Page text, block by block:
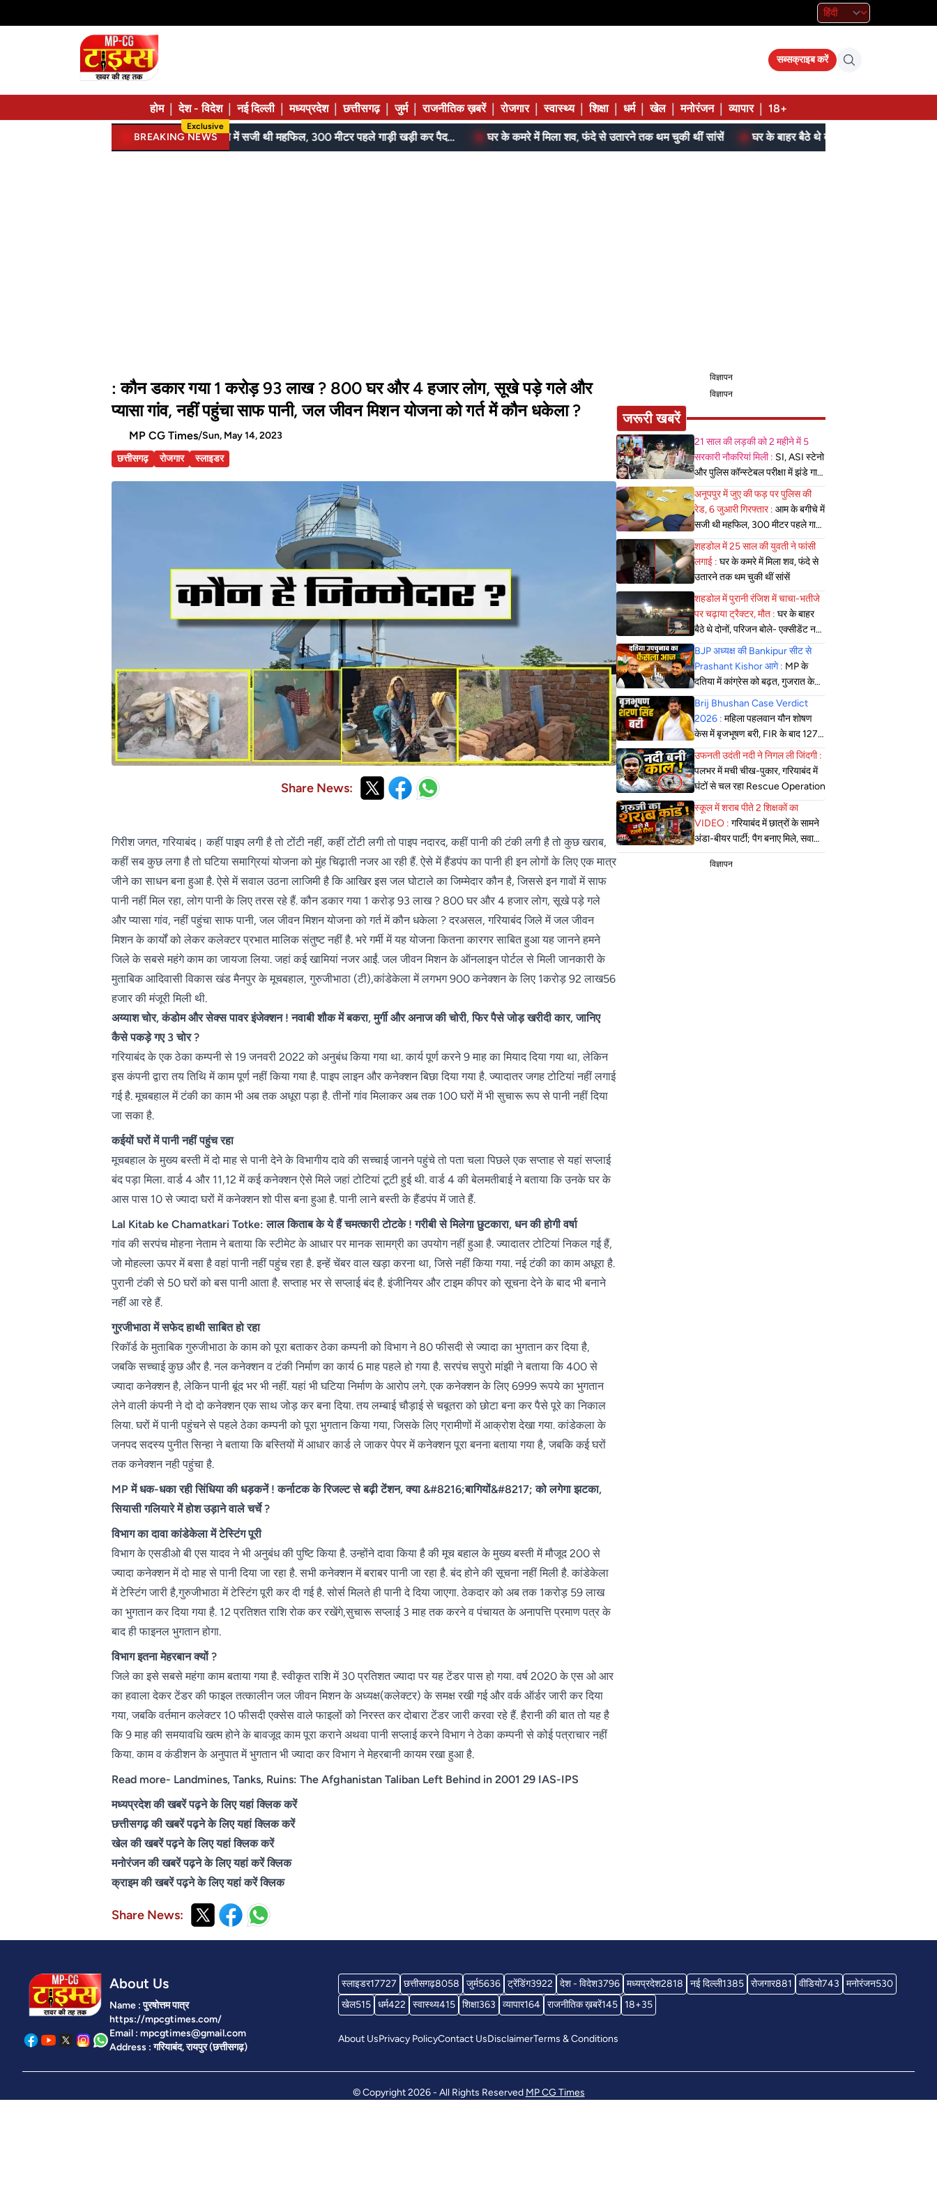
सब्सक्राइब करें
होम देश - विदेश नई दिल्ली मध्यप्रदेश छत्तीसगढ़ जुर्म राजनीतिक ख़बरें रोजगार स्वास्थ्य शिक्षा धर्म खेल मनोरंजन व्यापार 18+
BREAKING NEWS
Exclusive
आम के बगीचे में सजी थी महफिल, 300 मीटर पहले गाड़ी खड़ी कर पैदल पहुंची पुलिस घर के कमरे में मिला शव, फंदे से उतारने तक थम चुकी थीं सांसें
: कौन डकार गया 1 करोड़ 93 लाख ? 800 घर और 4 हजार लोग, सूखे पड़े गले और
प्यासा गांव, नहीं पहुंचा साफ पानी, जल जीवन मिशन योजना को गर्त में कौन धकेला ?
MP CG Times/Sun, May 14, 2023
छत्तीसगढ़
रोजगार स्लाइडर
Share News:
गिरीश जगत, गरियाबंद। कहीं पाइप लगी है तो टोंटी नहीं, कहीं टोंटी लगी तो पाइप नदारद, कहीं पानी की टंकी लगी है तो कुछ खराब,
कहीं सब कुछ लगा है तो घटिया समाग्रियां योजना को मुंह चिढ़ाती नजर आ रही हैं. ऐसे में हैंडपंप का पानी ही इन लोगों के लिए एक मात्र
जीने का साधन बना हुआ है. ऐसे में सवाल उठना लाजिमी है कि आखिर इस जल घोटाले का जिम्मेदार कौन है, जिससे इन गावों में साफ
पानी नहीं मिल रहा, लोग पानी के लिए तरस रहे हैं. कौन डकार गया 1 करोड़ 93 लाख ? 800 घर और 4 हजार लोग, सूखे पड़े गले
और प्यासा गांव, नहीं पहुंचा साफ पानी, जल जीवन मिशन योजना को गर्त में कौन धकेला ? दरअसल, गरियाबंद जिले में जल जीवन
मिशन के कार्यों को लेकर कलेक्टर प्रभात मालिक संतुष्ट नहीं है. भरे गर्मी में यह योजना कितना कारगर साबित हुआ यह जानने हमने
जिले के सबसे महंगे काम का जायजा लिया. जहां कई खामियां नजर आईं. जल जीवन मिशन के ऑनलाइन पोर्टल से मिली जानकारी के
मुताबिक आदिवासी विकास खंड मैनपुर के मूचबहाल, गुरुजीभाठा (टी),कांडेकेला में लगभग 900 कनेक्शन के लिए 1करोड़ 92 लाख56
हजार की मंजूरी मिली थी.
अय्याश चोर, कंडोम और सेक्स पावर इंजेक्शन ! नवाबी शौक में बकरा, मुर्गी और अनाज की चोरी, फिर पैसे जोड़ खरीदी कार, जानिए
कैसे पकड़े गए 3 चोर ?
गरियाबंद के एक ठेका कम्पनी से 19 जनवरी 2022 को अनुबंध किया गया था. कार्य पूर्ण करने 9 माह का मियाद दिया गया था, लेकिन
इस कंपनी द्वारा तय तिथि में काम पूर्ण नहीं किया गया है. पाइप लाइन और कनेक्शन बिछा दिया गया है. ज्यादातर जगह टोटियां नहीं लगाई
गई है. मूचबहाल में टंकी का काम भी अब तक अधूरा पड़ा है. तीनों गांव मिलाकर अब तक 100 घरों में भी सुचारू रूप से पानी नहीं दिया
जा सका है.
कईयों घरों में पानी नहीं पहुंच रहा
मूचबहाल के मुख्य बस्ती में दो माह से पानी देने के विभागीय दावे की सच्चाई जानने पहुंचे तो पता चला पिछले एक सप्ताह से यहां सप्लाई
बंद पड़ा मिला. वार्ड 4 और 11,12 में कई कनेक्शन ऐसे मिले जहां टोटियां टूटी हुई थी. वार्ड 4 की बेलमतीबाई ने बताया कि उनके घर के
आस पास 10 से ज्यादा घरों में कनेक्शन शो पीस बना हुआ है. पानी लाने बस्ती के हैंडपंप में जाते हैं.
Lal Kitab ke Chamatkari Totke: लाल किताब के ये हैं चमत्कारी टोटके ! गरीबी से मिलेगा छुटकारा, धन की होगी वर्षा
गांव की सरपंच मोहना नेताम ने बताया कि स्टीमेट के आधार पर मानक सामग्री का उपयोग नहीं हुआ है. ज्यादातर टोटियां निकल गई हैं,
जो मोहल्ला ऊपर में बसा है वहां पानी नहीं पहुंच रहा है. इन्हें चेंबर वाल खड़ा करना था, जिसे नहीं किया गया. नई टंकी का काम अधूरा है.
पुरानी टंकी से 50 घरों को बस पानी आता है. सप्ताह भर से सप्लाई बंद है. इंजीनियर और टाइम कीपर को सूचना देने के बाद भी बनाने
नहीं आ रहे हैं.
गुरजीभाठा में सफेद हाथी साबित हो रहा
रिकॉर्ड के मुताबिक गुरुजीभाठा के काम को पूरा बताकर ठेका कम्पनी को विभाग ने 80 फीसदी से ज्यादा का भुगतान कर दिया है,
जबकि सच्चाई कुछ और है. नल कनेक्शन व टंकी निर्माण का कार्य 6 माह पहले हो गया है. सरपंच सपुरो मांझी ने बताया कि 400 से
ज्यादा कनेक्शन है, लेकिन पानी बूंद भर भी नहीं. यहां भी घटिया निर्माण के आरोप लगे. एक कनेक्शन के लिए 6999 रूपये का भुगतान
लेने वाली कंपनी ने दो दो कनेक्शन एक साथ जोड़ कर बना दिया. तय लम्बाई चौड़ाई से चबूतरा को छोटा बना कर पैसे पूरे का निकाल
लिया. घरों में पानी पहुंचने से पहले ठेका कम्पनी को पूरा भुगतान किया गया, जिसके लिए ग्रामीणों में आक्रोश देखा गया. कांडेकला के
जनपद सदस्य पुनीत सिन्हा ने बताया कि बस्तियों में आधार कार्ड ले जाकर पेपर में कनेक्शन पूरा बनना बताया गया है, जबकि कई घरों
तक कनेक्शन नही पहुंचा है.
MP में धक-धका रही सिंधिया की धड़कनें ! कर्नाटक के रिजल्ट से बढ़ी टेंशन, क्या &#8216;बागियों&#8217; को लगेगा झटका,
सियासी गलियारे में होश उड़ाने वाले चर्चे ?
विभाग का दावा कांडेकेला में टेस्टिंग पूरी
विभाग के एसडीओ बी एस यादव ने भी अनुबंध की पुष्टि किया है. उन्होंने दावा किया है की मूच बहाल के मुख्य बस्ती में मौजूद 200 से
ज्यादा कनेक्शन में दो माह से पानी दिया जा रहा है. सभी कनेक्शन में बराबर पानी जा रहा है. बंद होने की सूचना नहीं मिली है. कांडेकेला
में टेस्टिंग जारी है,गुरुजीभाठा में टेस्टिंग पूरी कर दी गई है. सोर्स मिलते ही पानी दे दिया जाएगा. ठेकदार को अब तक 1करोड़ 59 लाख
का भुगतान कर दिया गया है. 12 प्रतिशत राशि रोक कर रखेंगे,सुचारू सप्लाई 3 माह तक करने व पंचायत के अनापत्ति प्रमाण पत्र के
बाद ही फाइनल भुगतान होगा.
विभाग इतना मेहरबान क्यों ?
जिले का इसे सबसे महंगा काम बताया गया है. स्वीकृत राशि में 30 प्रतिशत ज्यादा पर यह टेंडर पास हो गया. वर्ष 2020 के एस ओ आर
का हवाला देकर टेंडर की फाइल तत्कालीन जल जीवन मिशन के अध्यक्ष(कलेक्टर) के समक्ष रखी गई और वर्क ऑर्डर जारी कर दिया
गया, जबकि वर्तमान कलेक्टर 10 फीसदी एक्सेस वाले फाइलों को निरस्त कर दोबारा टेंडर जारी करवा रहे हैं. हैरानी की बात तो यह है
कि 9 माह की समयावधि खत्म होने के बावजूद काम पूरा कराने अथवा पानी सप्लाई करने विभाग ने ठेका कम्पनी से कोई पत्राचार नहीं
किया. काम व कंडीशन के अनुपात में भुगतान भी ज्यादा कर विभाग ने मेहरबानी कायम रखा हुआ है.
Read more- Landmines, Tanks, Ruins: The Afghanistan Taliban Left Behind in 2001 29 IAS-IPS
मध्यप्रदेश की खबरें पढ़ने के लिए यहां क्लिक करें
छत्तीसगढ़ की खबरें पढ़ने के लिए यहां क्लिक करें
खेल की खबरें पढ़ने के लिए यहां क्लिक करें
मनोरंजन की खबरें पढ़ने के लिए यहां करें क्लिक
क्राइम की खबरें पढ़ने के लिए यहां करें क्लिक
Share News:
विज्ञापन
विज्ञापन
जरूरी खबरें
21 साल की लड़की को 2 महीने में 5
सरकारी नौकरियां मिली : SI, ASI स्टेनो
और पुलिस कॉन्स्टेबल परीक्षा में झंडे गाड़े,
लेकिन MBBS सीट नहीं मिला, पढ़िए
शहडोल संभाग के शुभांगी की कहा
अनूपपुर में जुए की फड़ पर पुलिस की
रेड, 6 जुआरी गिरफ्तार : आम के बगीचे में
सजी थी महफिल, 300 मीटर पहले गाड़ी
खड़ी कर पैदल पहुंची पुलिस
शहडोल में 25 साल की युवती ने फांसी
लगाई : घर के कमरे में मिला शव, फंदे से
उतारने तक थम चुकी थीं सांसें
शहडोल में पुरानी रंजिश में चाचा-भतीजे
पर चढ़ाया ट्रैक्टर, मौत : घर के बाहर
बैठे थे दोनों, परिजन बोले- एक्सीडेंट नहीं,
सोची-समझी हत्या; एसपी बोले- दबिश
जारी
BJP अध्यक्ष की Bankipur सीट से
Prashant Kishor आगे : MP के
दतिया में कांग्रेस को बढ़त, गुजरात के
मंजलपुर में भाजपा की जीत लगभग तय
Brij Bhushan Case Verdict
2026 : महिला पहलवान यौन शोषण
केस में बृजभूषण बरी, FIR के बाद 127
सुनवाई, कोर्ट ने सुनाया फैसला
उफनती उदंती नदी ने निगल ली जिंदगी :
पलभर में मची चीख-पुकार, गरियाबंद में
घंटों से चल रहा Rescue Operation
स्कूल में शराब पीते 2 शिक्षकों का
VIDEO : गरियाबंद में छात्रों के सामने
अंडा-बीयर पार्टी; पैग बनाए मिले, सवाल
पूछने पर कहा- गेट आउट
विज्ञापन
About Us
Name : पुरषोत्तम पात्र
https://mpcgtimes.com/
Email : mpcgtimes@gmail.com
Address : गरियाबंद, रायपुर (छत्तीसगढ़)
स्लाइडर17727 छत्तीसगढ़8058 जुर्म5636 ट्रेंडिंग3922 देश - विदेश3796 मध्यप्रदेश2818 नई दिल्ली1385 रोजगार881 वीडियो743 मनोरंजन530
खेल515 धर्म422 स्वास्थ्य415 शिक्षा363 व्यापार164 राजनीतिक ख़बरें145 18+35
About UsPrivacy PolicyContact UsDisclaimerTerms & Conditions
© Copyright 2026 - All Rights Reserved MP CG Times